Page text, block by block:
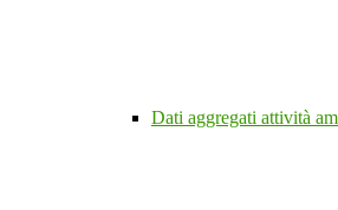
Dati aggregati attività